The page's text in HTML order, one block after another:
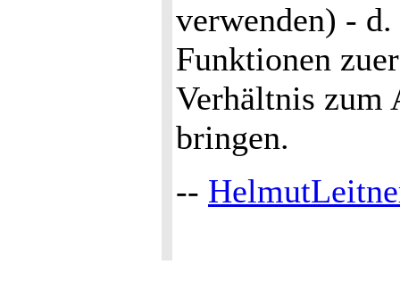
verwenden) -
Funktionen
Verhältnis zum
bringen.
--